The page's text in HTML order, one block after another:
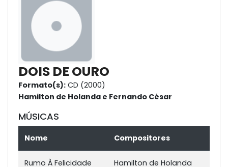
DOIS DE OURO
Formato(s): CD (2000)
Hamilton de Holanda e Fernando César
MÚSICAS
Nome Compositores
Rumo À Felicidade Hamilton de Holanda